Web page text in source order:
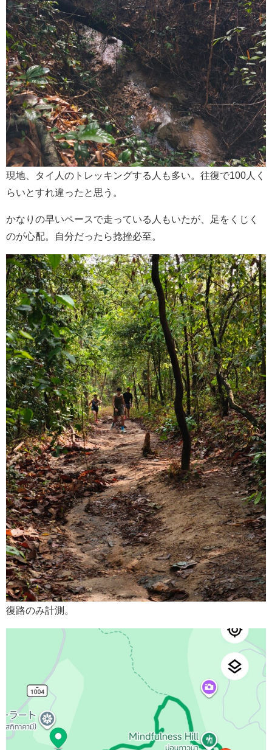
現地、タイ人のトレッキングする人も多い。往復で100人く
らいとすれ違ったと思う。
かなりの早いペースで走っている人もいたが、足をくじく
のが心配。自分だったら捻挫必至。
復路のみ計測。